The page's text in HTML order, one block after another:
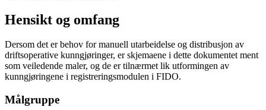
Hensikt og omfang
Dersom det er behov for manuell utarbeidelse og distribusjon av
driftsoperative kunngjøringer, er skjemaene i dette dokumentet ment
som veiledende maler, og de er tilnærmet lik utformingen av
kunngjøringene i registreringsmodulen i FIDO.
Målgruppe